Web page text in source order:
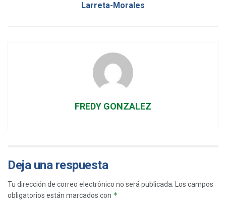
Larreta-Morales
FREDY GONZALEZ
Deja una respuesta
Tu dirección de correo electrónico no será publicada. Los campos
obligatorios están marcados con *